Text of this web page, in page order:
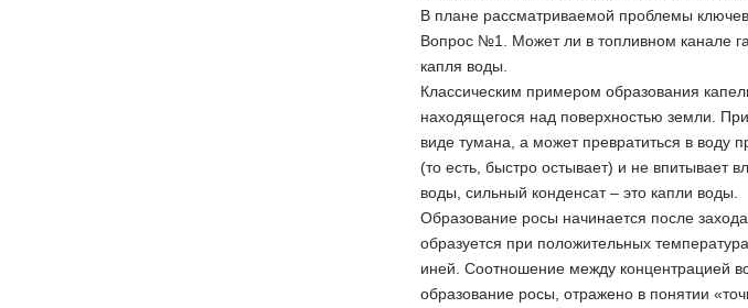
В плане рассматриваемой проблемы
Вопрос №1. Может ли в топливном канале
капля воды.
Классическим примером образования
находящегося над поверхностью земли.
виде тумана, а может превратиться в воду
(то есть, быстро остывает) и не впитывает
воды, сильный конденсат – это капли воды.
Образование росы начинается после
образуется при положительных
иней. Соотношение между концентрацией
образование росы, отражено в понятии